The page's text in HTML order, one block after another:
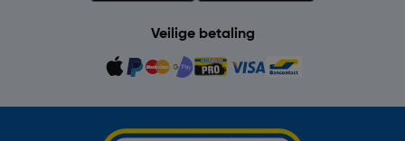
Veilige betaling